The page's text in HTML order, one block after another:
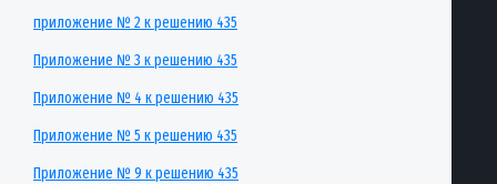
приложение № 2 к решению 435
Приложение № 3 к решению 435
Приложение № 4 к решению 435
Приложение № 5 к решению 435
Приложение № 9 к решению 435